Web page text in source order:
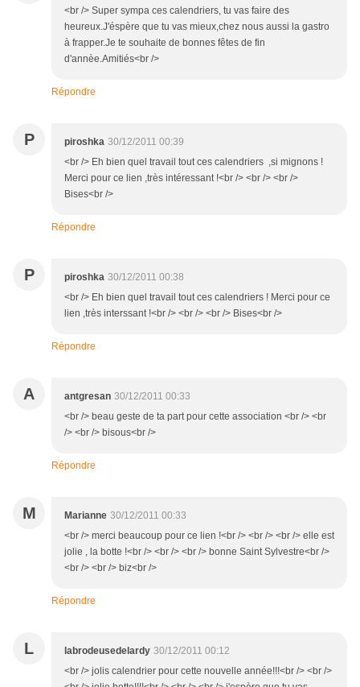
<br /> Super sympa ces calendriers, tu vas faire des
heureux.J'éspère que tu vas mieux,chez nous aussi la gastro
à frapper.Je te souhaite de bonnes fêtes de fin
d'annèe.Amitiés<br />
Répondre
P piroshka 30/12/2011 00:39
<br /> Eh bien quel travail tout ces calendriers ,si mignons !
Merci pour ce lien ,très intéressant !<br /> <br /> <br />
Bises<br />
Répondre
P piroshka 30/12/2011 00:38
<br /> Eh bien quel travail tout ces calendriers ! Merci pour ce
lien ,très interssant !<br /> <br /> <br /> Bises<br />
Répondre
A antgresan 30/12/2011 00:33
<br /> beau geste de ta part pour cette association <br /> <br
/> <br /> bisous<br />
Répondre
M Marianne 30/12/2011 00:33
<br /> merci beaucoup pour ce lien !<br /> <br /> <br /> elle est
jolie , la botte !<br /> <br /> <br /> bonne Saint Sylvestre<br />
<br /> <br /> biz<br />
Répondre
L labrodeusedelardy 30/12/2011 00:12
<br /> jolis calendrier pour cette nouvelle année!!!<br /> <br />